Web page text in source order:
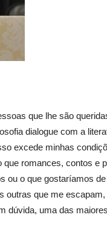
que lhe são
dialogue com a
excede minhas
romances, contos e
ou o que gostaríamos
que me
dúvida, uma das